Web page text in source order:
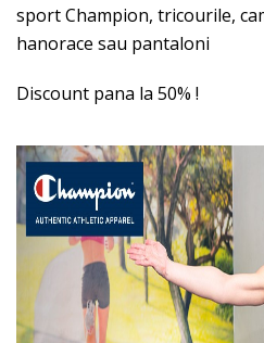
sport Champion, tricourile,
hanorace sau pantaloni
Discount pana la 50% !